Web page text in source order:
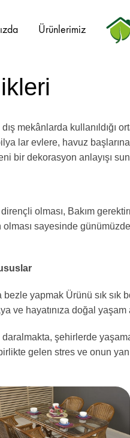
Ürünlerimiz
mekânlarda kullanıldığı
lar evlere, havuz
bir dekorasyon anlayışı
olması, Bakım
sayesinde
bezle yapmak Ürünü sık
ve hayatınıza doğal
şehirlerde
gelen stres ve onun